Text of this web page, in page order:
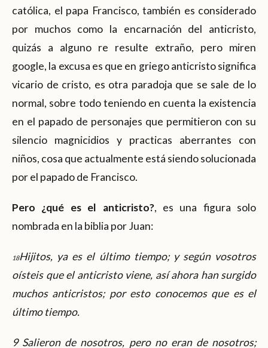
católica, el papa Francisco, también es considerado
por muchos como la encarnación del anticristo,
quizás a alguno re resulte extraño, pero miren
google, la excusa es que en griego anticristo significa
vicario de cristo, es otra paradoja que se sale de lo
normal, sobre todo teniendo en cuenta la existencia
en el papado de personajes que permitieron con su
silencio magnicidios y practicas aberrantes con
niños, cosa que actualmente está siendo solucionada
por el papado de Francisco.
Pero ¿qué es el anticristo?, es una figura solo
nombrada en la biblia por Juan:
18Hijitos, ya es el último tiempo; y según vosotros
oísteis que el anticristo viene, así ahora han surgido
muchos anticristos; por esto conocemos que es el
último tiempo.
9 Salieron de nosotros, pero no eran de nosotros;